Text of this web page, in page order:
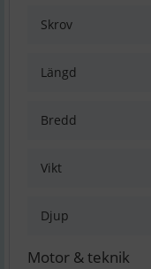
Skrov
Längd
Bredd
Vikt
Djup
Motor & teknik